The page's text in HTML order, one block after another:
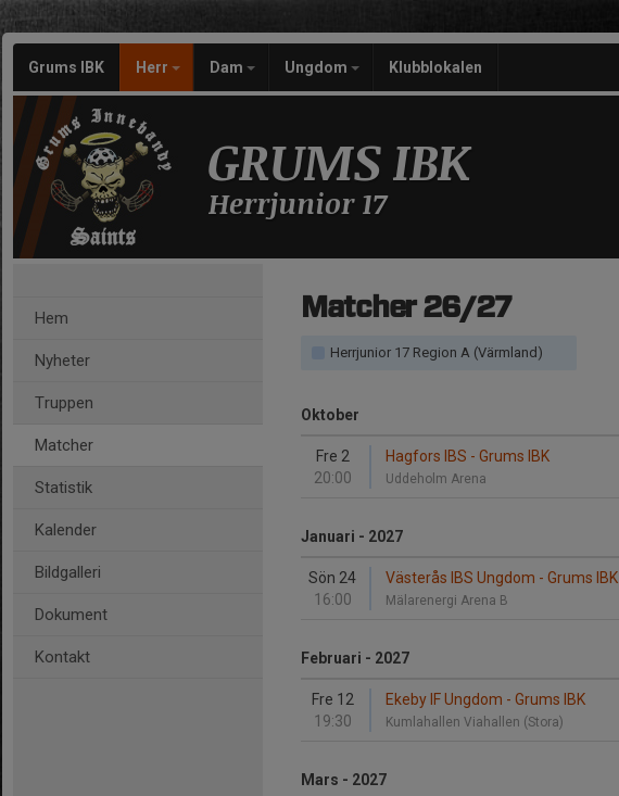
Grums IBK Herr Dam Ungdom Klubblokalen
GRUMS IBK
Herrjunior 17
Hem
Nyheter
Truppen
Matcher
Statistik
Kalender
Bildgalleri
Dokument
Kontakt
Matcher 26/27
Herrjunior 17 Region A (Värmland)
Oktober
Fre 2
20:00
Hagfors IBS - Grums IBK
Uddeholm Arena
Januari - 2027
Sön 24
16:00
Västerås IBS Ungdom - Grums IBK
Mälarenergi Arena B
Februari - 2027
Fre 12
19:30
Ekeby IF Ungdom - Grums IBK
Kumlahallen Viahallen (Stora)
Mars - 2027